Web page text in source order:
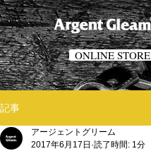
ONLINE STORE
記事
アージェントグリーム
2017年6月17日 読了時間: 1分